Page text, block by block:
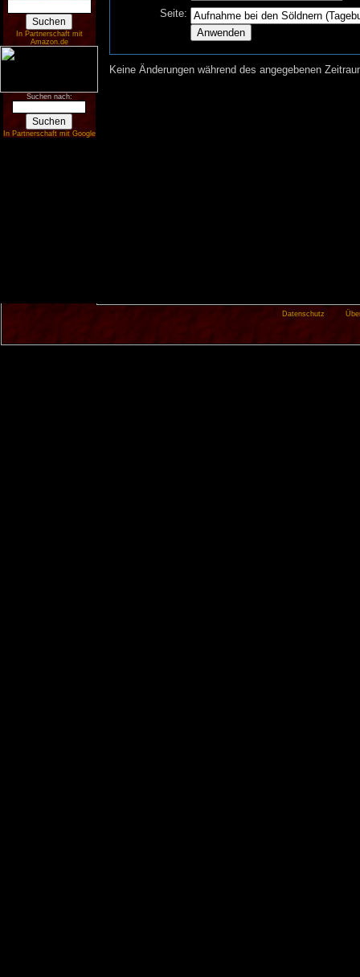
In Partnerschaft mit
Amazon.de
Suchen nach:
In Partnerschaft mit Google
Seite:
Keine Änderungen während des angegebenen
Datenschutz